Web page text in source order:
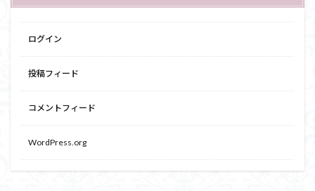
ログイン
投稿フィード
コメントフィード
WordPress.org